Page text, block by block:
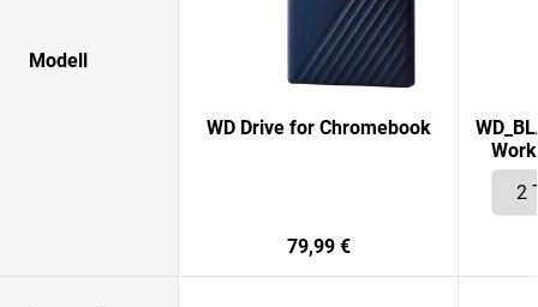
Modell
WD Drive for Chromebook
79,99 €